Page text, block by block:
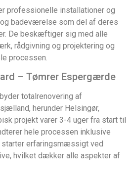
professionelle installationer og
badeværelse som del af deres
De beskæftiger sig med alle
rådgivning og projektering og
processen.
– Tømrer Espergærde
totalrenovering af
herunder Helsingør,
projekt varer 3-4 uger fra start til
hele processen inklusive
starter erfaringsmæssigt ved
hvilket dækker alle aspekter af